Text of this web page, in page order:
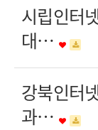
시립인터
대…
강북인터
과…